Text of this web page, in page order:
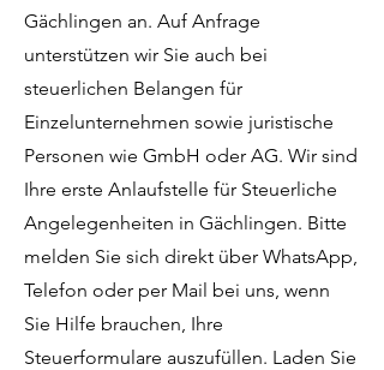
Gächlingen an. Auf Anfrage
unterstützen wir Sie auch bei
steuerlichen Belangen für
Einzelunternehmen sowie juristische
Personen wie GmbH oder AG. Wir sind
Ihre erste Anlaufstelle für Steuerliche
Angelegenheiten in Gächlingen. Bitte
melden Sie sich direkt über WhatsApp,
Telefon oder per Mail bei uns, wenn
Sie Hilfe brauchen, Ihre
Steuerformulare auszufüllen. Laden Sie